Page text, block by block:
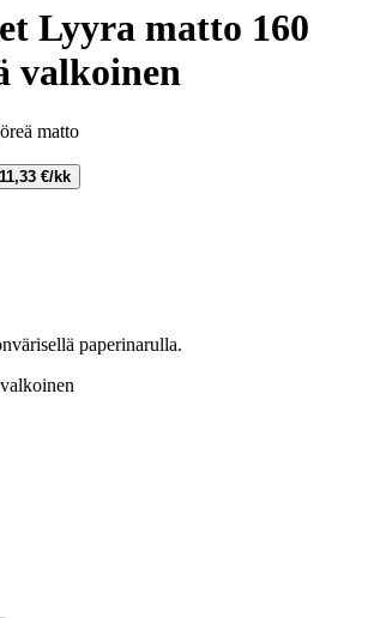
Lyyra matto 160
valkoinen
matto
11,33 €/kk
paperinarulla.